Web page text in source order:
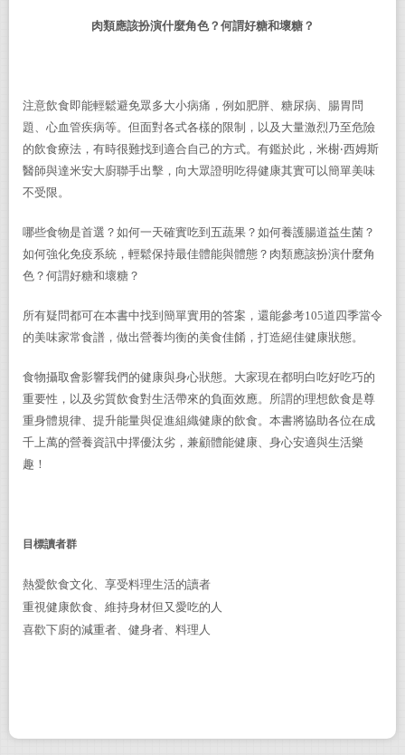
肉類應該扮演什麼角色？何謂好糖和壞糖？
注意飲食即能輕鬆避免眾多大小病痛，例如肥胖、糖尿病、腸胃問
題、心血管疾病等。但面對各式各樣的限制，以及大量激烈乃至危險
的飲食療法，有時很難找到適合自己的方式。有鑑於此，米榭‧西姆斯
醫師與達米安大廚聯手出擊，向大眾證明吃得健康其實可以簡單美味
不受限。
哪些食物是首選？如何一天確實吃到五蔬果？如何養護腸道益生菌？
如何強化免疫系統，輕鬆保持最佳體能與體態？肉類應該扮演什麼角
色？何謂好糖和壞糖？
所有疑問都可在本書中找到簡單實用的答案，還能參考105道四季當令
的美味家常食譜，做出營養均衡的美食佳餚，打造絕佳健康狀態。
食物攝取會影響我們的健康與身心狀態。大家現在都明白吃好吃巧的
重要性，以及劣質飲食對生活帶來的負面效應。所謂的理想飲食是尊
重身體規律、提升能量與促進組織健康的飲食。本書將協助各位在成
千上萬的營養資訊中擇優汰劣，兼顧體能健康、身心安適與生活樂
趣！
目標讀者群
熱愛飲食文化、 享受料理生活的讀者
重視健康飲食、維持身材但又愛吃的人
喜歡下廚的減重者、健身者、 料理 人